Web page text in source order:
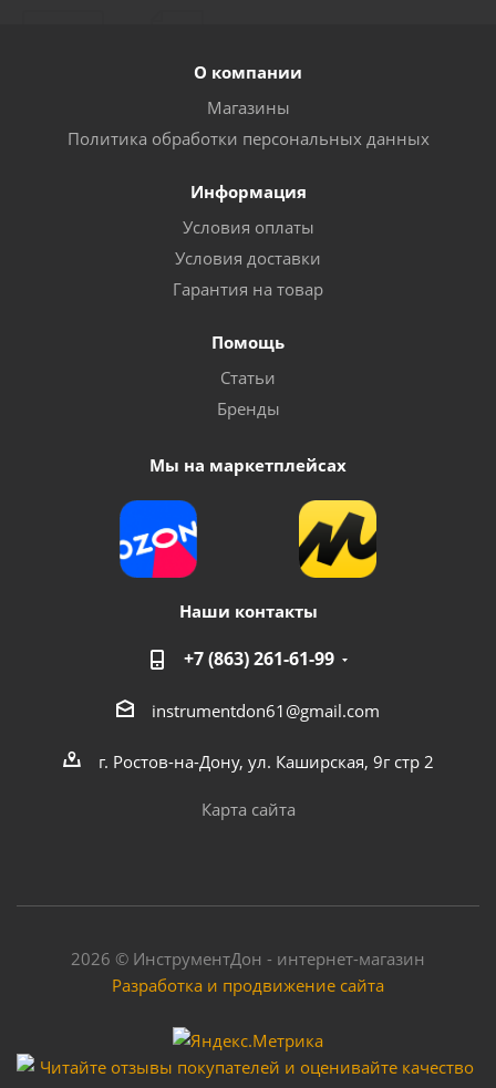
О компании
Магазины
Политика обработки персональных данных
Информация
Условия оплаты
Условия доставки
Гарантия на товар
Помощь
Статьи
Бренды
Мы на маркетплейсах
Наши контакты
+7 (863) 261-61-99
instrumentdon61@gmail.com
г. Ростов-на-Дону, ул. Каширская, 9г стр 2
Карта сайта
2026 © ИнструментДон - интернет-магазин
Разработка и продвижение сайта